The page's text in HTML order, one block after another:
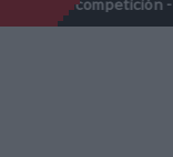
- Temporada 2026-